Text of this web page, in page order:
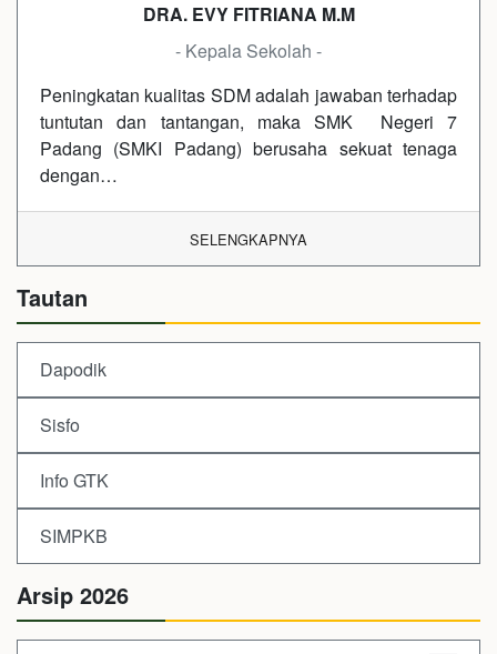
DRA. EVY FITRIANA M.M
- Kepala Sekolah -
Peningkatan kualitas SDM adalah jawaban terhadap
tuntutan dan tantangan, maka SMK Negeri 7
Padang (SMKI Padang) berusaha sekuat tenaga
dengan…
SELENGKAPNYA
Tautan
Dapodik
Sisfo
Info GTK
SIMPKB
Arsip 2026